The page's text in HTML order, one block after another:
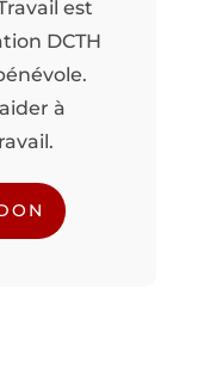
est
DCTH
à